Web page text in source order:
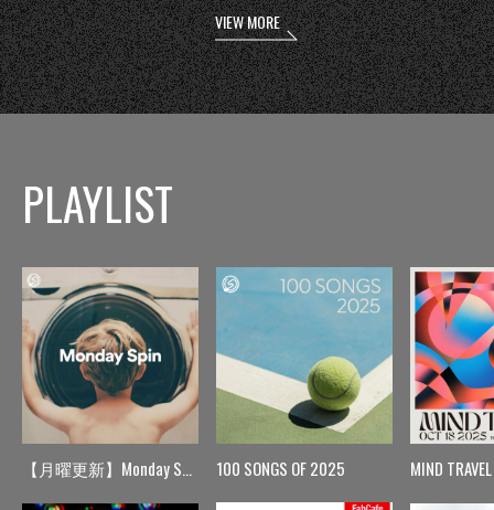
VIEW MORE
PLAYLIST
【月曜更新】Monday Spin 100 SONGS OF 2025 MIND TRAVEL